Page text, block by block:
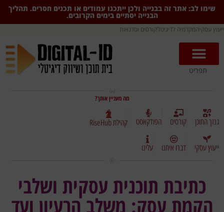
שימו לב: אתר זה בבנייה ולכן ייתכנו עמודים או תכנים חסרים. תהליך
הבנייה יסתיים בימים הקרובים.
ייעוץ עסקיהמקדמיה לדיגיטלקורסים וסדנאות
תפריט
מה מעניין אותך?
גנזך התוכן קורסים הפודקאסט קהילת RiseHub
ייעוץ עסקי דברו איתנו עלינו
כתיבת תוכנית עסקית ושלבי
הקמת עסק: משלב הרעיון ועד